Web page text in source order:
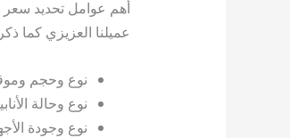
أهم عوامل تحديد
عميلنا العزيزي كما
نوع وحجم
نوع وحالة
نوع وجودة